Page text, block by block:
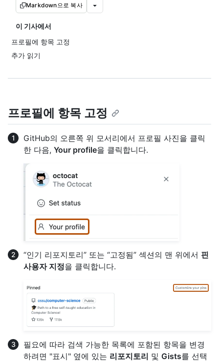
Markdown으로 복사
이 기사에서
프로필에 항목 고정
추가 읽기
프로필에 항목 고정
GitHub의 오른쪽 위 모서리에서 프로필 사진을 클릭
한 다음, Your profile을 클릭합니다.
“인기 리포지토리” 또는 “고정됨” 섹션의 맨 위에서 핀
사용자 지정을 클릭합니다.
필요에 따라 검색 가능한 목록에 포함된 항목을 변경
하려면 "표시" 옆에 있는 리포지토리 및 Gists를 선택